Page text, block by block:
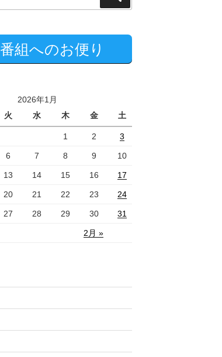
番組へのお便り
2026年1月
火 水 木 金 土
2月 »
1 2 3
6 7 8 9 10
13 14 15 16 17
20 21 22 23 24
27 28 29 30 31